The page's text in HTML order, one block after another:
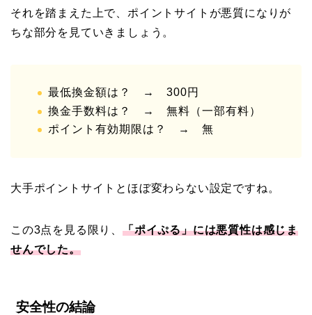
それを踏まえた上で、ポイントサイトが悪質になりが
ちな部分を見ていきましょう。
最低換金額は？ → 300円
換金手数料は？ → 無料（一部有料）
ポイント有効期限は？ → 無
大手ポイントサイトとほぼ変わらない設定ですね。
この3点を見る限り、 「ポイぷる」には悪質性は感じま
せんでした。
安全性の結論